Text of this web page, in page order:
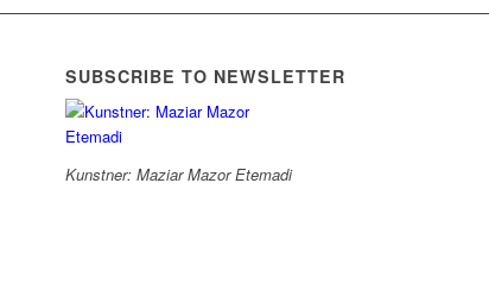
SUBSCRIBE TO NEWSLETTER
Kunstner: Maziar Mazor Etemadi